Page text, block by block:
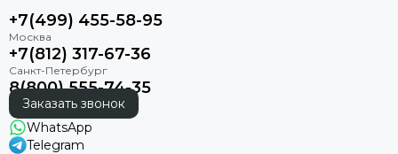
+7(499) 455-58-95
+7(812) 317-67-36
8(800) 555-74-35
Заказать звонок
WhatsApp
Telegram